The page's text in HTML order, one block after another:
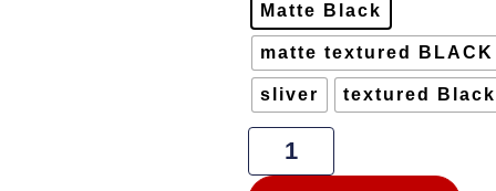
Matte Black
matte textured BLACK
sliver textured Black